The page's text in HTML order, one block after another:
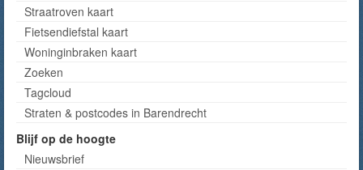
Straatroven kaart
Fietsendiefstal kaart
Woninginbraken kaart
Zoeken
Tagcloud
Straten & postcodes in Barendrecht
Blijf op de hoogte
Nieuwsbrief